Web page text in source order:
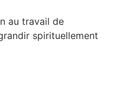
au travail de
spirituellement